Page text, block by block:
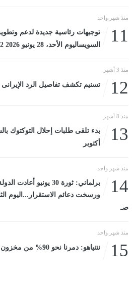
منذ شهر واحد
11
توجيهات رئاسية جديدة لدعم
السويساليوم الأحد، 28 يونيو 2026 01:52 مـ
منذ 3 أشهر
12 تسنيم تكشف تفاصيل الرد
منذ 8 أشهر
13
أكتوبر
منذ شهر واحد
14
برلماني: ثورة 30 يونيو
صـ
منذ شهر واحد
15 نتنياهو: دمرنا نحو 90% من مخزون حزب الله الصاروخى